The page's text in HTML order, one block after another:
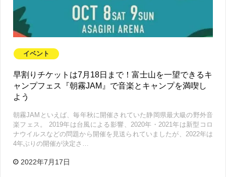
イベント
早割りチケットは7月18日まで！富士山を一望できるキ
ャンプフェス『朝霧JAM』で音楽とキャンプを満喫し
よう
朝霧JAMといえば、毎年秋に開催されていた静岡県最大級の野外音
楽フェス。 2019年は台風による影響、2020年・2021年は新型コロ
ナウイルスなどの問題から開催を見送られていましたが、2022年は
4年ぶりの開催が決定さ…
2022年7月17日